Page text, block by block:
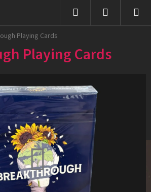
Playing Cards
Playing Cards